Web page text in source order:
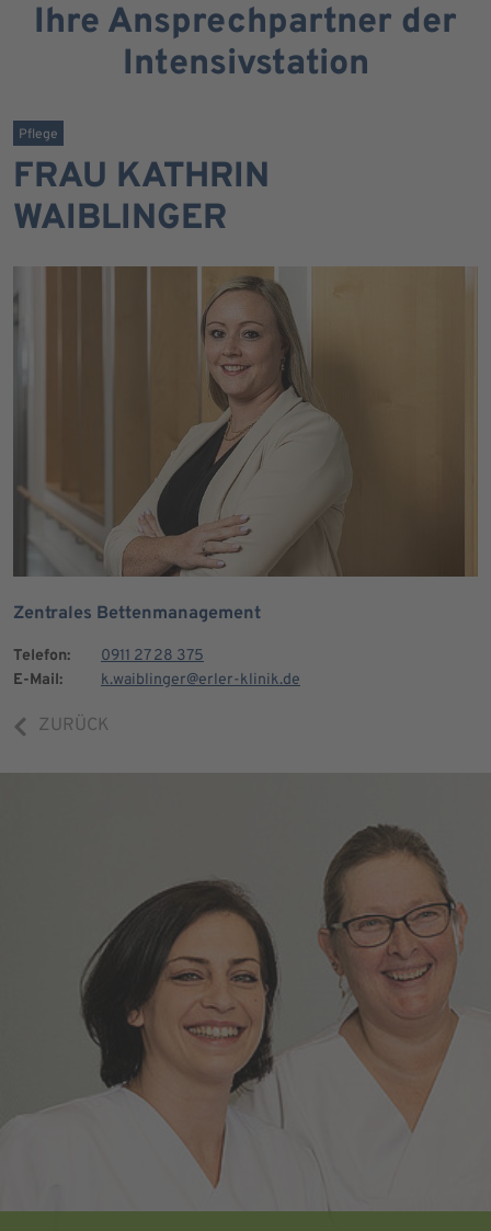
Ihre Ansprechpartner der
Intensivstation
Pflege
FRAU KATHRIN
WAIBLINGER
Zentrales Bettenmanagement
Telefon:
0911 27 28 375
E-Mail:
k.waiblinger@erler-klinik.de
ZURÜCK